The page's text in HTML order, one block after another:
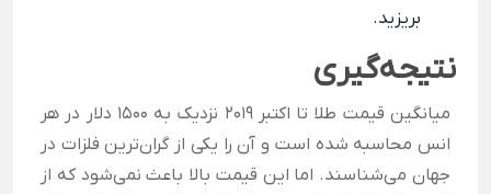
بریزید.
نتیجه‌گیری
میانگین قیمت طلا تا اکتبر 2019 نزدیک به 1500 دلار در هر
انس محاسبه شده است و آن را یکی از گران‌ترین فلزات در
جهان می‌شناسند. اما این قیمت بالا باعث نمی‌شود که از